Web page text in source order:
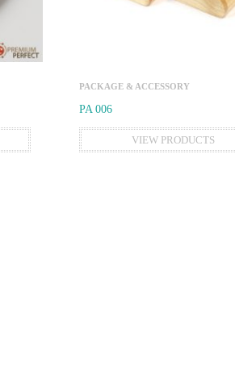
PACKAGE & ACCESSORY
PA 006
VIEW PRODUCTS